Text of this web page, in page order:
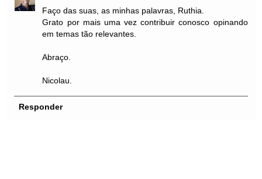
Faço das suas, as minhas palavras, Ruthia.
Grato por mais uma vez contribuir conosco opinando
em temas tão relevantes.
Abraço.
Nicolau.
Responder